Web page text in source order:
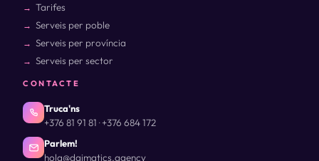
Tarifes
Serveis per poble
Serveis per província
Serveis per sector
CONTACTE
Truca'ns
+376 81 91 81 ·+376 684 172
Parlem!
hola@daimatics.agency